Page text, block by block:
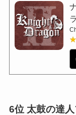
6位 太鼓の達